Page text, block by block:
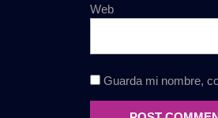
Web
Guarda mi nombre,